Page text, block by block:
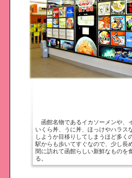
函館名物であるイカソーメンや、
いくら丼、うに丼、ほっけやハラス
しようか目移りしてしまうほど多く
駅からも歩いてすぐなので、少し長
間に訪れて函館らしい新鮮なものを
る。